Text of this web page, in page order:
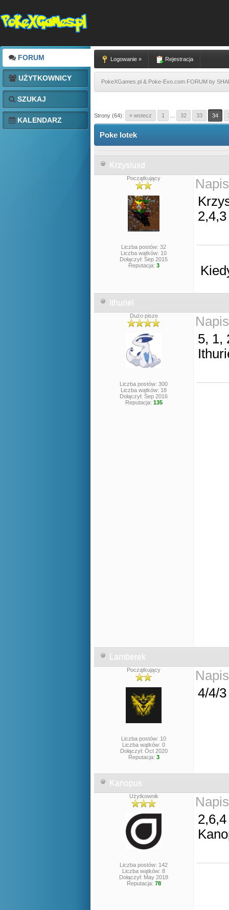
FORUM
UŻYTKOWNICY
SZUKAJ
KALENDARZ
Logowanie » Rejestracja
PokeXGames.pl & Poke-Evo.com FORUM by
Strony (64): « wstecz 1 32 33 34
Poke lotek
Krzysiuxd
Początkujący
Liczba postów: 32
Liczba wątków: 10
Dołączył: Sep 2015
Reputacja: 3
2,4,3
Ithuriel
Dużo pisze
Liczba postów: 300
Liczba wątków: 18
Dołączył: Sep 2016
Reputacja: 135
5, 1,
Lamberek
Początkujący
Liczba postów: 10
Liczba wątków: 0
Dołączył: Oct 2020
Reputacja: 3
4/4/
Kanopus
Użytkownik
Liczba postów: 142
Liczba wątków: 8
Dołączył: May 2018
Reputacja: 78
2,6,4